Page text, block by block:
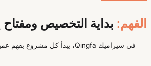
الفهم: بداية التخصيص ومفتاح